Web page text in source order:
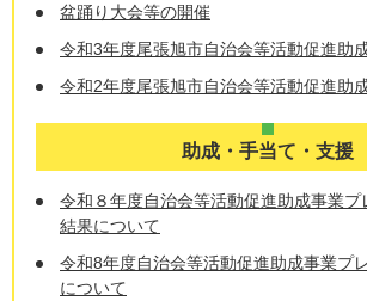
盆踊り大会等の開催
令和3年度尾張旭市自治会等活動促進助
令和2年度尾張旭市自治会等活動促進助
助成・手当て・支援
令和８年度自治会等活動促進助成事業プ
結果について
令和8年度自治会等活動促進助成事業プ
について